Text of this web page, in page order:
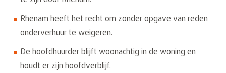
Rhenam heeft het recht om zonder opgave van reden
onderverhuur te weigeren.
De hoofdhuurder blijft woonachtig in de woning en
houdt er zijn hoofdverblijf.